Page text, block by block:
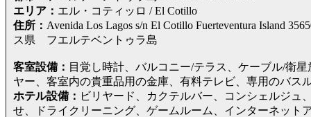
エリア： エル・コティッロ / El Cotillo
住所： Avenida Los Lagos s/n El Cotillo Fuerteventura
ス県 フエルテベントゥラ島
客室設備： 目覚し時計、バルコニー/テラス、ケーブル/衛
ヤー、客室内の貴重品用の金庫、有料テレビ、専用のバス
ホテル設備： ビリヤード、カクテルバー、コンシェルジュ
せ、ドライクリーニング、ゲームルーム、インターネット